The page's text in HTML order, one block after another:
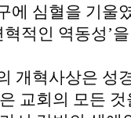
에 심혈을 기울
적인 역동성’
개혁사상은 성
교회의 모든